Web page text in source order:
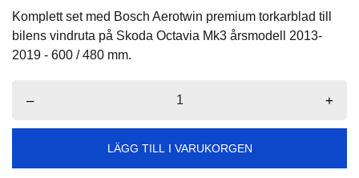
Komplett set med Bosch Aerotwin premium torkarblad till
bilens vindruta på Skoda Octavia Mk3 årsmodell 2013-
2019 - 600 / 480 mm.
– +
LÄGG TILL I VARUKORGEN